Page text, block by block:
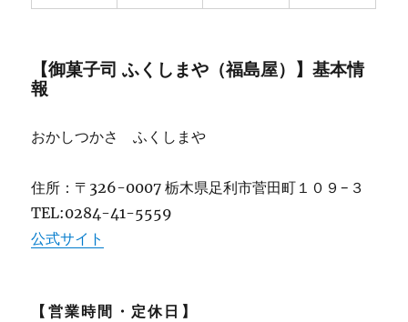
【御菓子司 ふくしまや（福島屋）】基本情
報
おかしつかさ ふくしまや
住所：〒326-0007 栃木県足利市菅田町１０９−３
TEL:0284-41-5559
公式サイト
【営業時間・定休日】